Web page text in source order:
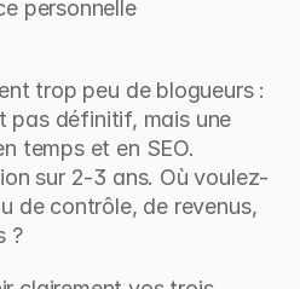
personnelle
trop peu de blogueurs :
pas définitif, mais une
temps et en SEO.
sur 2-3 ans. Où voulez-
de contrôle, de revenus,
?